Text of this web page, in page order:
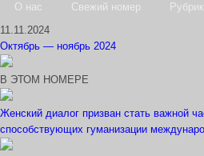
О нас
Свежий номер
11.11.2024
Октябрь — ноябрь 2024
В ЭТОМ НОМЕРЕ
Женский диалог призван стать важной
способствующих гуманизации